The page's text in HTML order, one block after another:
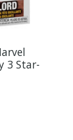
3 Star-